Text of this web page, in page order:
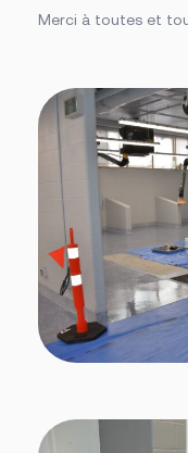
Merci à toutes et